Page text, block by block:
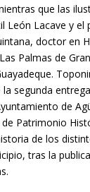
que las
León Lacave y el
doctor en
Palmas de
la segunda
de
Patrimonio
de los
tras la